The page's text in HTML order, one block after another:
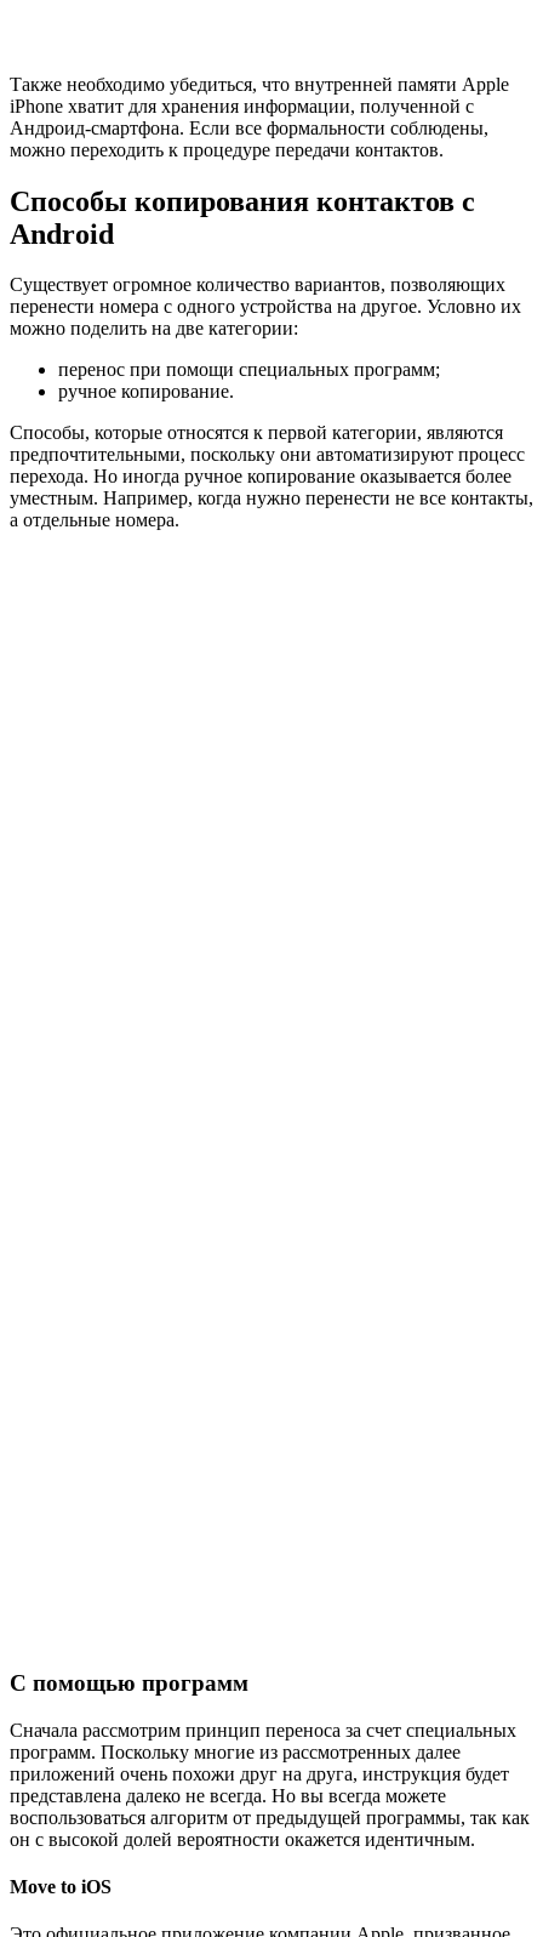
Также необходимо убедиться, что внутренней памяти Apple
iPhone хватит для хранения информации, полученной с
Андроид-смартфона. Если все формальности соблюдены,
можно переходить к процедуре передачи контактов.
Способы копирования контактов с
Android
Существует огромное количество вариантов, позволяющих
перенести номера с одного устройства на другое. Условно их
можно поделить на две категории:
перенос при помощи специальных программ;
ручное копирование.
Способы, которые относятся к первой категории, являются
предпочтительными, поскольку они автоматизируют процесс
перехода. Но иногда ручное копирование оказывается более
уместным. Например, когда нужно перенести не все контакты,
а отдельные номера.
С помощью программ
Сначала рассмотрим принцип переноса за счет специальных
программ. Поскольку многие из рассмотренных далее
приложений очень похожи друг на друга, инструкция будет
представлена далеко не всегда. Но вы всегда можете
воспользоваться алгоритм от предыдущей программы, так как
он с высокой долей вероятности окажется идентичным.
Move to iOS